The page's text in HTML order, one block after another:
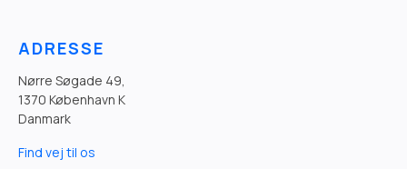
ADRESSE
Nørre Søgade 49,
1370 København K
Danmark
Find vej til os